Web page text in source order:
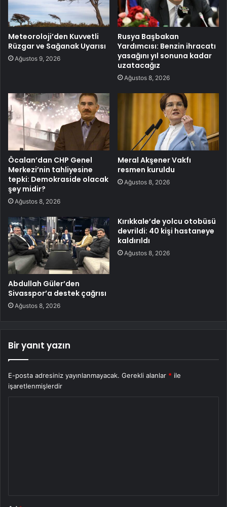
Meteoroloji’den Kuvvetli
Rüzgar ve Sağanak Uyarısı
Ağustos 9, 2026
Rusya Başbakan
Yardımcısı: Benzin ihracatı
yasağını yıl sonuna kadar
uzatacağız
Ağustos 8, 2026
Öcalan’dan CHP Genel
Merkezi’nin tahliyesine
tepki: Demokraside olacak
şey midir?
Ağustos 8, 2026
Meral Akşener Vakfı
resmen kuruldu
Ağustos 8, 2026
Abdullah Güler’den
Sivasspor’a destek çağrısı
Ağustos 8, 2026
Kırıkkale’de yolcu otobüsü
devrildi: 40 kişi hastaneye
kaldırıldı
Ağustos 8, 2026
Bir yanıt yazın
E-posta adresiniz yayınlanmayacak. Gerekli alanlar * ile
işaretlenmişlerdir